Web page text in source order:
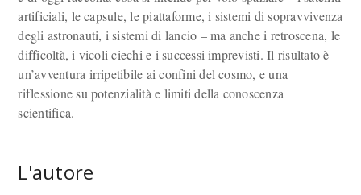
artificiali, le capsule, le piattaforme, i sistemi di sopravvivenza
degli astronauti, i sistemi di lancio – ma anche i retroscena, le
difficoltà, i vicoli ciechi e i successi imprevisti. Il risultato è
un’avventura irripetibile ai confini del cosmo, e una
riflessione su potenzialità e limiti della conoscenza
scientifica.
L'autore